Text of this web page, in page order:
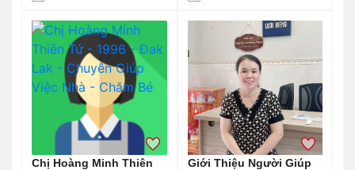
Chị Hoàng Minh Thiên
Giới Thiệu Người Giúp